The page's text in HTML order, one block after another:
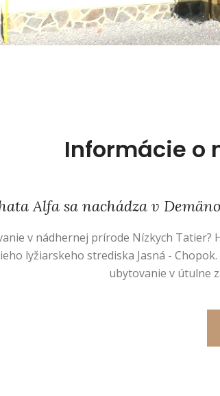
Informácie o
Alfa sa nachádza v
v nádhernej prírode Nízkych
lyžiarskeho strediska Jasná -
ubytovanie v útulne